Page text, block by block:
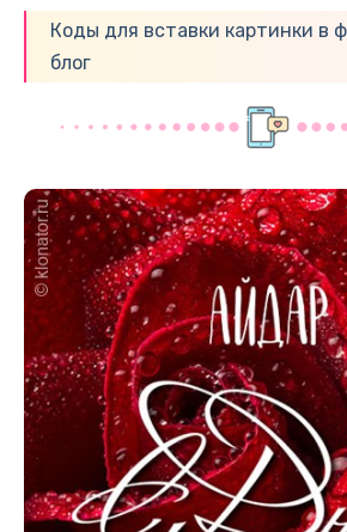
Коды для вставки картинки в
блог